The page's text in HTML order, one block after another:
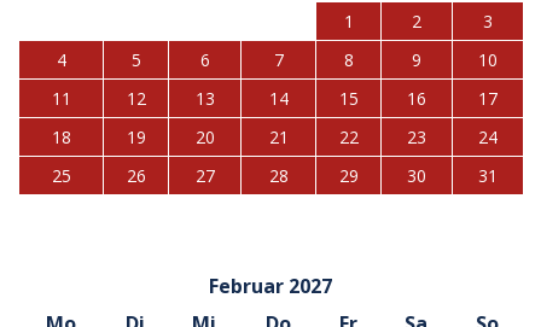
1 2
3
4
5 6 7 8 9
10
11
12 13 14 15 16
17
18
19 20 21 22 23
24
25
26 27 28 29 30 31
Februar 2027